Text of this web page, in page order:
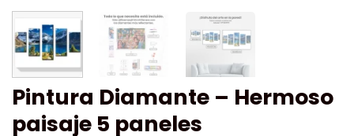
Pintura Diamante – Hermoso
paisaje 5 paneles